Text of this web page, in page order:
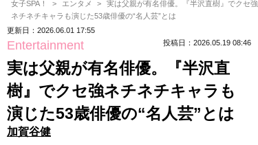
女子SPA！ エンタメ
実は父親が有名俳優。『半沢直樹』でクセ強
ネチネチキャラも演じた53歳俳優の“名人芸”とは
更新日：2026.06.01 17:55
Entertainment 投稿日：2026.05.19 08:46
実は父親が有名俳優。『半沢直
樹』でクセ強ネチネチキャラも
演じた53歳俳優の“名人芸”とは
加賀谷健